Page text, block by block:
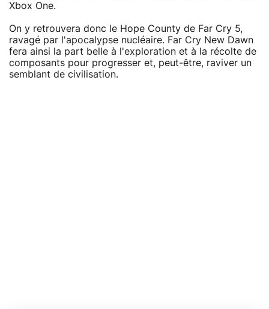
Xbox One.
On y retrouvera donc le Hope County de Far Cry 5,
ravagé par l'apocalypse nucléaire. Far Cry New Dawn
fera ainsi la part belle à l'exploration et à la récolte de
composants pour progresser et, peut-être, raviver un
semblant de civilisation.